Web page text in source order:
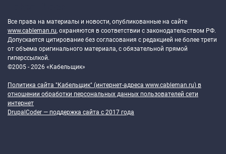
Все права на материалы и новости, опубликованные на сайте
www.cableman.ru, охраняются в соответствии с законодательством РФ.
Допускается цитирование без согласования с редакцией не более трети
от объема оригинального материала, с обязательной прямой
гиперссылкой.
©2005 - 2026 «Кабельщик»
Политика сайта "Кабельщик" (интернет-адреса www.cableman.ru) в
отношении обработки персональных данных пользователей сети
интернет
DrupalCoder — поддержка сайта c 2017 года